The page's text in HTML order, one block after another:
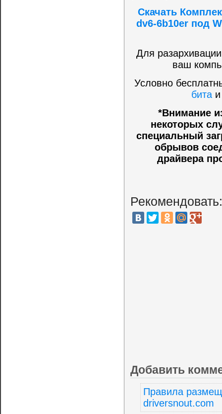
Скачать
dv6-6b10er под
Для
ваш
Условно
бита
*Внимание
некоторых
специальный
обрывов
драйвера
Добавить
Правила
driversnout.com